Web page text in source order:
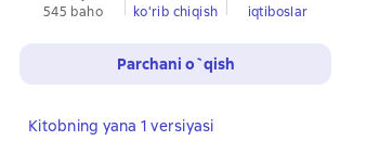
545 baho ko'rib chiqish iqtiboslar
Parchani o`qish
Kitobning yana 1 versiyasi